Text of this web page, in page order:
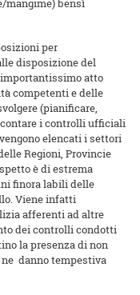
per
disposizione del
importantissimo atto
competenti e delle
(pianificare,
i controlli ufficiali
elencati i settori
Regioni, Provincie
è di estrema
finora labili delle
Viene infatti
afferenti ad altre
dei controlli condotti
la presenza di non
danno tempestiva